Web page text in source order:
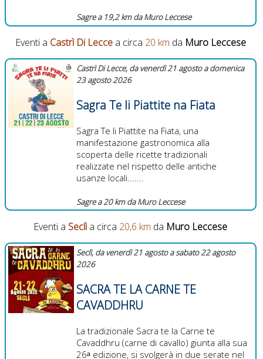
Sagre a 19,2 km da Muro Leccese
Eventi a Castrì Di Leccea circa 20 km da Muro Leccese
Castrì Di Lecce, da venerdì 21 agosto a domenica
23 agosto 2026
Sagra Te li Piattite na Fiata
Sagra Te li Piattite na Fiata, una
manifestazione gastronomica alla
scoperta delle ricette tradizionali
realizzate nel rispetto delle antiche
usanze locali.......
Sagre a 20 km da Muro Leccese
Eventi a Seclì a circa 20,6 km da Muro Leccese
Seclì, da venerdì 21 agosto a sabato 22 agosto
2026
SACRA TE LA CARNE TE
CAVADDHRU
La tradizionale Sacra te la Carne te
Cavaddhru (carne di cavallo) giunta alla sua
26ᵃ edizione, si svolgerà in due serate nel